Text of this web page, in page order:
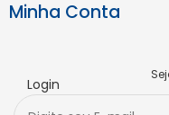
Minha Conta
Login